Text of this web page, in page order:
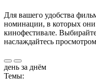
Для вашего удобства
номинации, в которых
кинофестивале.
наслаждайтесь
день за днём
Темы: